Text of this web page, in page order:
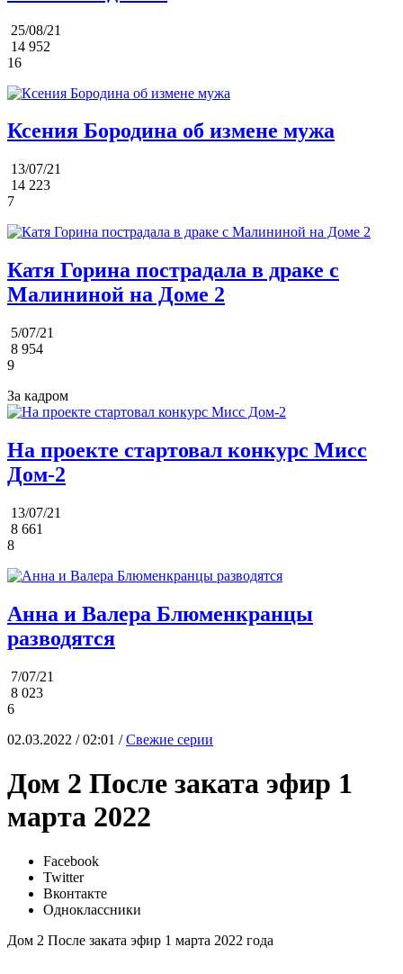
25/08/21
14 952
16
Ксения Бородина об измене мужа
13/07/21
14 223
7
Катя Горина пострадала в драке с
Малининой на Доме 2
5/07/21
8 954
9
За кадром
На проекте стартовал конкурс Мисс
Дом-2
13/07/21
8 661
8
Анна и Валера Блюменкранцы
разводятся
7/07/21
8 023
6
02.03.2022 / 02:01 /Свежие серии
Дом 2 После заката эфир 1
марта 2022
Facebook
Twitter
Вконтакте
Одноклассники
Дом 2 После заката эфир 1 марта 2022 года